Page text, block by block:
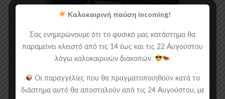
Καλοκαιρινή παύση incoming!
Σας ενημερώνουμε ότι το φυσικό μας κατάστημα θα
παραμείνει κλειστό από τις 14 έως και τις 22 Αυγούστου
λόγω καλοκαιρινών διακοπών.
Οι παραγγελίες που θα πραγματοποιηθούν κατά το
διάστημα αυτό θα αποσταλούν από τις 24 Αυγούστου, με